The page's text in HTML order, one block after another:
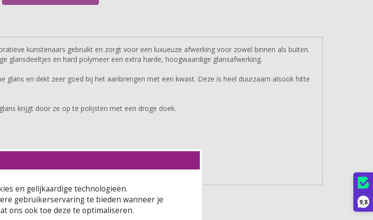
9,8
kunstenaars gebruikt en zorgt voor een luxueuze afwerking voor zowel binnen als buiten.
glansdeeltjes en hard polymeer een extra harde, hoogwaardige glansafwerking.
glans en dekt zeer goed bij het aanbrengen met een kwast. Deze is heel duurzaam alsook hitte
krijgt door ze op te polijsten met een droge doek.
en gelijkaardige technologieën.
gebruikerservaring te bieden wanneer je
ons ook toe deze te optimaliseren.